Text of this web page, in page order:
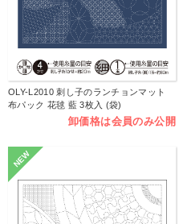
OLY-L2010 刺し子のランチョンマット
布パック 花毬 藍 3枚入 (袋)
卸価格は会員のみ公開
NEW